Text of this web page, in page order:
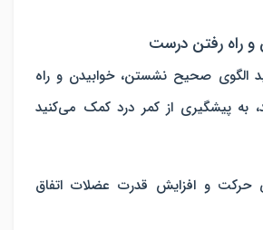
راه رفتن درست
الگوی صحیح نشستن، خوابیدن و راه
به پیشگیری از کمر درد کمک می‌کنید
حرکت و افزایش قدرت عضلات اتفاق